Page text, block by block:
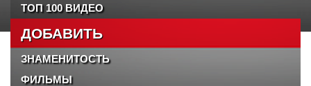
ТОП 100 ВИДЕО
ДОБАВИТЬ
ЗНАМЕНИТОСТЬ
ФИЛЬМЫ